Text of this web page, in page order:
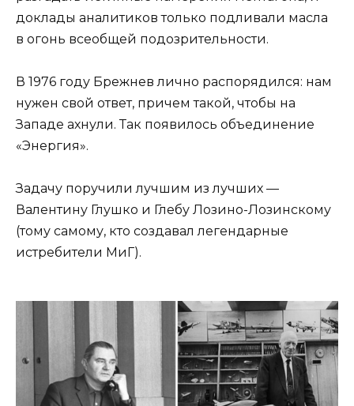
доклады аналитиков только подливали масла
в огонь всеобщей подозрительности.
В 1976 году Брежнев лично распорядился: нам
нужен свой ответ, причем такой, чтобы на
Западе ахнули. Так появилось объединение
«Энергия».
Задачу поручили лучшим из лучших —
Валентину Глушко и Глебу Лозино-Лозинскому
(тому самому, кто создавал легендарные
истребители МиГ).